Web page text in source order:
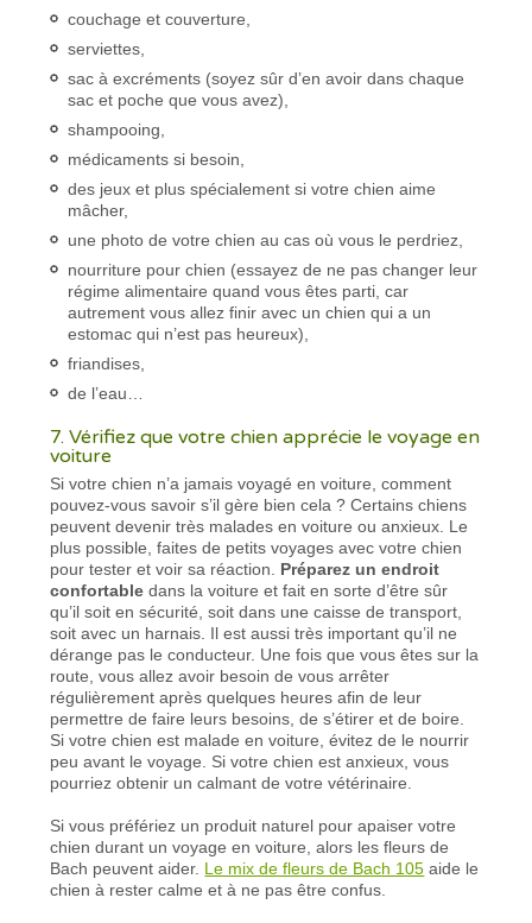
couchage et couverture,
serviettes,
sac à excréments (soyez sûr d’en avoir dans chaque
sac et poche que vous avez),
shampooing,
médicaments si besoin,
des jeux et plus spécialement si votre chien aime
mâcher,
une photo de votre chien au cas où vous le perdriez,
nourriture pour chien (essayez de ne pas changer leur
régime alimentaire quand vous êtes parti, car
autrement vous allez finir avec un chien qui a un
estomac qui n’est pas heureux),
friandises,
de l’eau…
7. Vérifiez que votre chien apprécie le voyage en
voiture
Si votre chien n’a jamais voyagé en voiture, comment
pouvez-vous savoir s’il gère bien cela ? Certains chiens
peuvent devenir très malades en voiture ou anxieux. Le
plus possible, faites de petits voyages avec votre chien
pour tester et voir sa réaction. Préparez un endroit
confortabledans la voiture et fait en sorte d’être sûr
qu’il soit en sécurité, soit dans une caisse de transport,
soit avec un harnais. Il est aussi très important qu’il ne
dérange pas le conducteur. Une fois que vous êtes sur la
route, vous allez avoir besoin de vous arrêter
régulièrement après quelques heures afin de leur
permettre de faire leurs besoins, de s’étirer et de boire.
Si votre chien est malade en voiture, évitez de le nourrir
peu avant le voyage. Si votre chien est anxieux, vous
pourriez obtenir un calmant de votre vétérinaire.
Si vous préfériez un produit naturel pour apaiser votre
chien durant un voyage en voiture, alors les fleurs de
Bach peuvent aider. Le mix de fleurs de Bach 105 aide le
chien à rester calme et à ne pas être confus.